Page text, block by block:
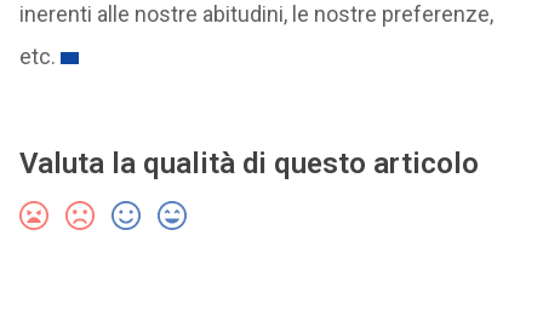
inerenti alle nostre abitudini, le nostre preferenze,
etc.
Valuta la qualità di questo articolo